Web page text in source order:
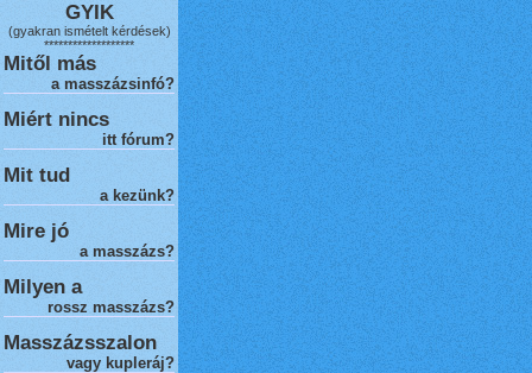
GYIK
(gyakran ismételt kérdések)
*******************
Mitől más
a masszázsinfó?
Miért nincs
itt fórum?
Mit tud
a kezünk?
Mire jó
a masszázs?
Milyen a
rossz masszázs?
Masszázsszalon
vagy kupleráj?